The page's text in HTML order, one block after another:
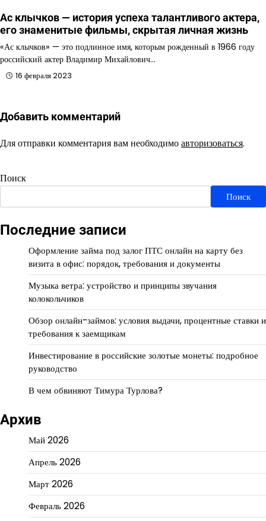
Ас клычков — история успеха талантливого актера,
его знаменитые фильмы, скрытая личная жизнь
«Ас клычков» — это подлинное имя, которым рожденный в 1966 году
российский актер Владимир Михайлович…
16 февраля 2023
Добавить комментарий
Для отправки комментария вам необходимоавторизоваться.
Поиск
Поиск
Последние записи
Оформление займа под залог ПТС онлайн на карту без
визита в офис: порядок, требования и документы
Музыка ветра: устройство и принципы звучания
колокольчиков
Обзор онлайн-займов: условия выдачи, процентные ставки и
требования к заемщикам
Инвестирование в российские золотые монеты: подробное
руководство
В чем обвиняют Тимура Турлова?
Архив
Май 2026
Апрель 2026
Март 2026
Февраль 2026